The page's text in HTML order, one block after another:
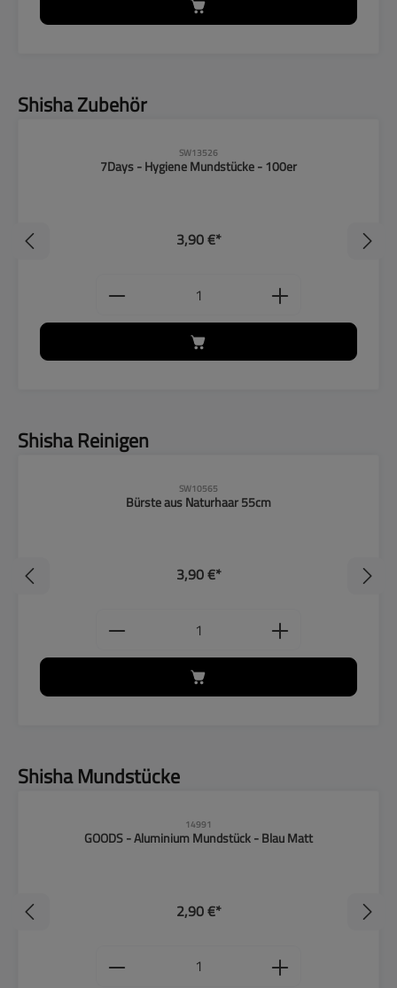
Produktgalerie überspringen
Shisha Zubehör
SW13526
7Days - Hygiene Mundstücke - 100er
3,90 €*
Produkt Anzahl: Gib den
Produktgalerie überspringen
Shisha Reinigen
Wert ein oder benutze die Schaltflächen,
SW10565
Bürste aus Naturhaar 55cm
3,90 €*
Produkt Anzahl: Gib den
Produktgalerie überspringen
Shisha Mundstücke
Wert ein oder benutze die Schaltflächen,
14991
GOODS - Aluminium Mundstück - Blau Matt
2,90 €*
Produkt Anzahl: Gib den